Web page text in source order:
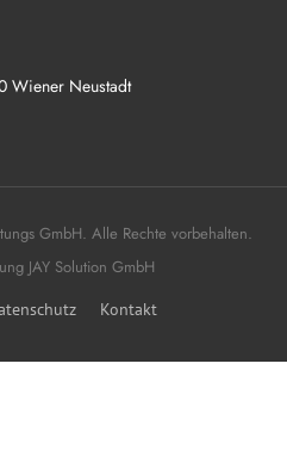
Wiener Neustadt
GmbH. Alle Rechte vorbehalten.
JAY Solution GmbH
Kontakt